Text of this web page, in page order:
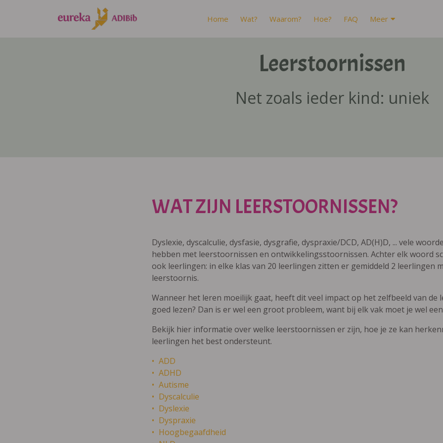
Home Wat? Waarom? Hoe? FAQ Meer
Leerstoornissen
Net zoals ieder kind: uniek
WAT ZIJN LEERSTOORNISSEN?
Dyslexie, dyscalculie, dysfasie, dysgrafie, dyspraxie/DCD, AD(H)D, ... vele
hebben met leerstoornissen en ontwikkelingsstoornissen. Achter elk woord
ook leerlingen: in elke klas van 20 leerlingen zitten er gemiddeld 2 leerlingen
leerstoornis.
Wanneer het leren moeilijk gaat, heeft dit veel impact op het zelfbeeld van de
goed lezen? Dan is er wel een groot probleem, want bij elk vak moet je wel
Bekijk hier informatie over welke leerstoornissen er zijn, hoe je ze kan
leerlingen het best ondersteunt.
ADD
ADHD
Autisme
Dyscalculie
Dyslexie
Dyspraxie
Hoogbegaafdheid